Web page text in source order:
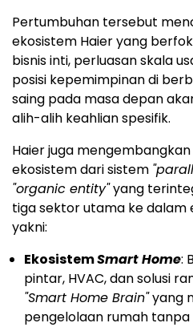
Pertumbuhan tersebut
ekosistem Haier yang
bisnis inti, perluasan skala
posisi kepemimpinan di
saing pada masa depan
alih-alih keahlian spesifik.
Haier juga
ekosistem dari sistem
"organic entity"yang
tiga sektor utama ke dalam
yakni:
EkosistemSmart Home:
pintar, HVAC, dan solusi
"Smart Home Brain"yang
pengelolaan rumah tanpa